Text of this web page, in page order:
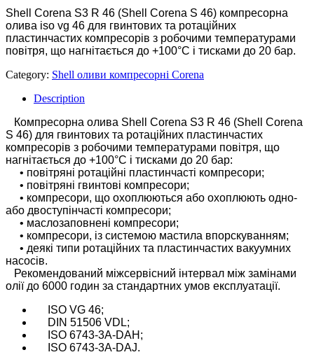
Shell Corena S3 R 46 (Shell Corena S 46) компресорна
олива iso vg 46 для гвинтових та ротаційних
пластинчастих компресорів з робочими температурами
повітря, що нагнітається до +100°С і тисками до 20 бар.
Category: Shell оливи компресорні Corena
Description
Компресорна олива Shell Corena S3 R 46 (Shell Corena
S 46) для гвинтових та ротаційних пластинчастих
компресорів з робочими температурами повітря, що
нагнітається до +100°С і тисками до 20 бар:
• повітряні ротаційні пластинчасті компресори;
• повітряні гвинтові компресори;
• компресори, що охоплюються або охоплюють одно-
або двоступінчасті компресори;
• маслозаповнені компресори;
• компресори, із системою мастила впорскуванням;
• деякі типи ротаційних та пластинчастих вакуумних
насосів.
Рекомендований міжсервісний інтервал між замінами
олії до 6000 годин за стандартних умов експлуатації.
ISO VG 46;
DIN 51506 VDL;
ISO 6743-3A-DAH;
ISO 6743-3A-DAJ.